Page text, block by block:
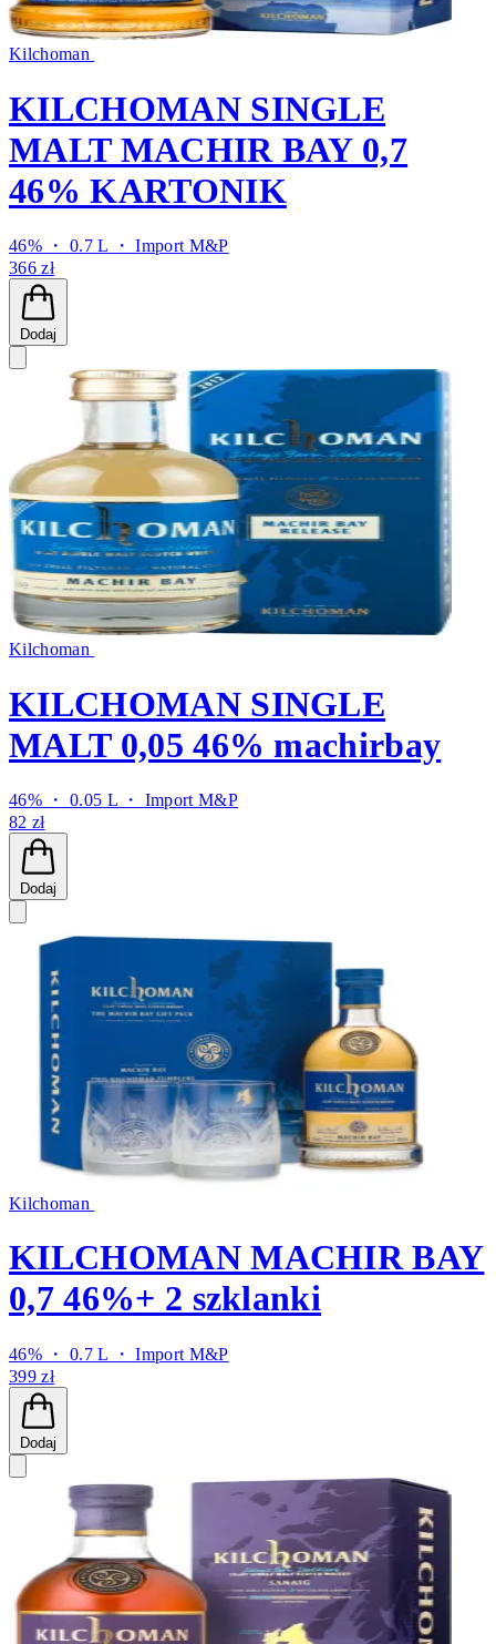
Kilchoman
KILCHOMAN SINGLE
MALT MACHIR BAY 0,7
46% KARTONIK
46% ・ 0.7 L ・Import M&P
366 zł
Dodaj
Kilchoman
KILCHOMAN SINGLE
MALT 0,05 46% machirbay
46% ・ 0.05 L ・ Import M&P
82 zł
Dodaj
Kilchoman
KILCHOMAN MACHIR BAY
0,7 46%+ 2 szklanki
46% ・ 0.7 L ・Import M&P
399 zł
Dodaj